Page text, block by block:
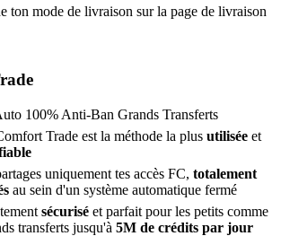
ton mode de livraison sur la page de livraison
100% Anti-Ban Grands Transferts
Trade est la méthode la plus utilisée et
uniquement tes accès FC, totalement
au sein d'un système automatique fermé
sécurisé et parfait pour les petits comme
transferts jusqu'à 5M de crédits par jour